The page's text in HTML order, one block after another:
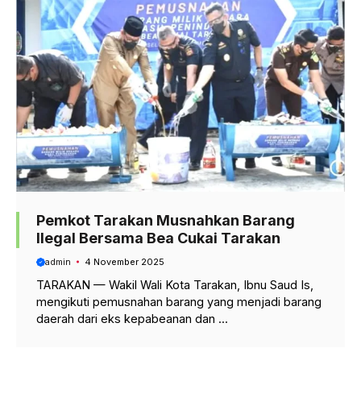
Pemkot Tarakan Musnahkan Barang
Ilegal Bersama Bea Cukai Tarakan
admin 4 November 2025
TARAKAN — Wakil Wali Kota Tarakan, Ibnu Saud Is,
mengikuti pemusnahan barang yang menjadi barang
daerah dari eks kepabeanan dan ...